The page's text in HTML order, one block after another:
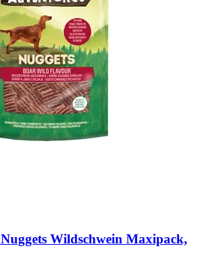
Nuggets Wildschwein Maxipack,